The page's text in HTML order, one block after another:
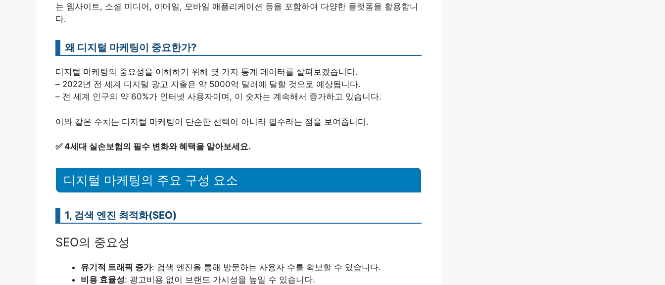
는 웹사이트, 소셜 미디어, 이메일, 모바일 애플리케이션 등을 포함하여 다양한 플랫폼을 활용합니
다.
왜 디지털 마케팅이 중요한가?
디지털 마케팅의 중요성을 이해하기 위해 몇 가지 통계 데이터를 살펴보겠습니다.
– 2022년 전 세계 디지털 광고 지출은 약 5000억 달러에 달할 것으로 예상됩니다.
– 전 세계 인구의 약 60%가 인터넷 사용자이며, 이 숫자는 계속해서 증가하고 있습니다.
이와 같은 수치는 디지털 마케팅이 단순한 선택이 아니라 필수라는 점을 보여줍니다.
✅4세대 실손보험의 필수 변화와 혜택을 알아보세요.
디지털 마케팅의 주요 구성 요소
1, 검색 엔진 최적화(SEO)
SEO의 중요성
유기적 트래픽 증가: 검색 엔진을 통해 방문하는 사용자 수를 확보할 수 있습니다.
비용 효율성: 광고비용 없이 브랜드 가시성을 높일 수 있습니다.